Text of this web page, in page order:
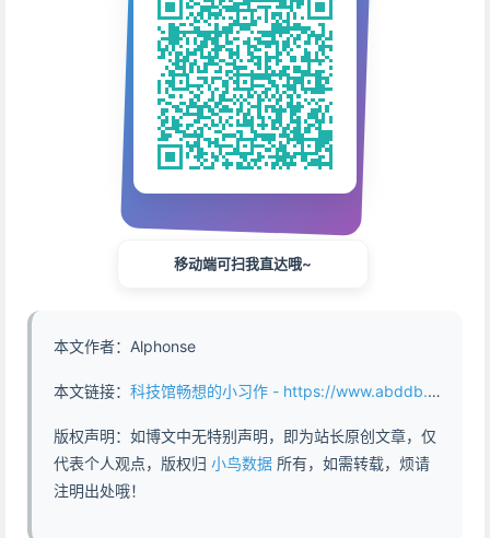
移动端可扫我直达哦~
本文作者：Alphonse
本文链接： 科技馆畅想的小习作 - https://www.abddb.com/A_small_exercise_imagined_by_the_science_museum.html
版权声明：如博文中无特别声明，即为站长原创文章，仅
代表个人观点，版权归 小鸟数据 所有，如需转载，烦请
注明出处哦！